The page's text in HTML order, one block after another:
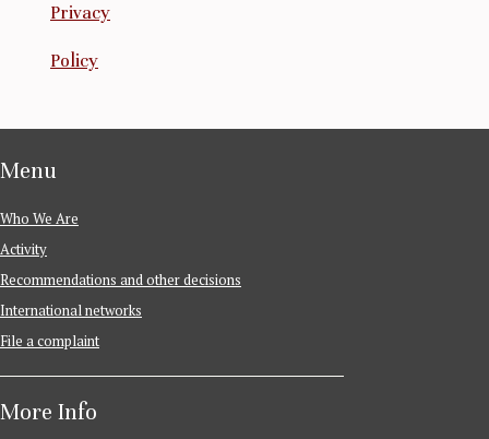
Privacy
Policy
Menu
Who We Are
Activity
Recommendations and other decisions
International networks
File a complaint
More Info